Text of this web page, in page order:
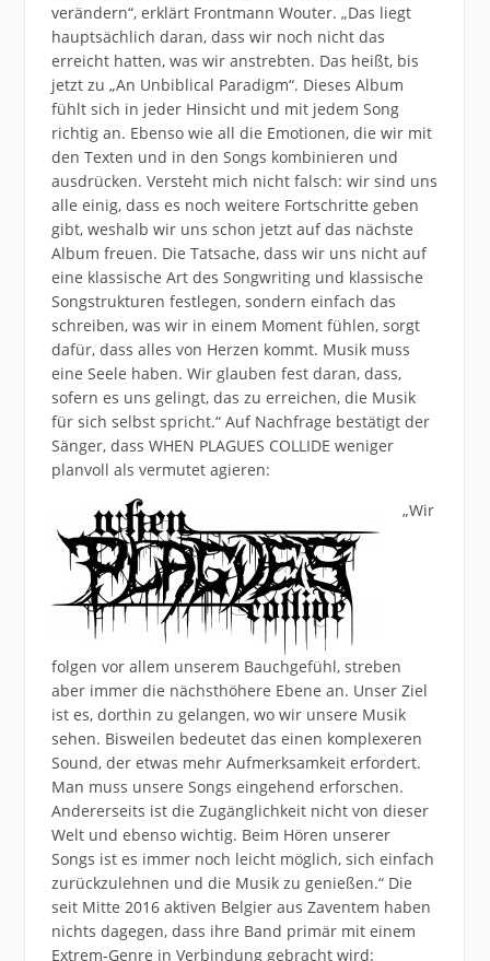
verändern“, erklärt Frontmann Wouter. „Das liegt
hauptsächlich daran, dass wir noch nicht das
erreicht hatten, was wir anstrebten. Das heißt, bis
jetzt zu „An Unbiblical Paradigm“. Dieses Album
fühlt sich in jeder Hinsicht und mit jedem Song
richtig an. Ebenso wie all die Emotionen, die wir mit
den Texten und in den Songs kombinieren und
ausdrücken. Versteht mich nicht falsch: wir sind uns
alle einig, dass es noch weitere Fortschritte geben
gibt, weshalb wir uns schon jetzt auf das nächste
Album freuen. Die Tatsache, dass wir uns nicht auf
eine klassische Art des Songwriting und klassische
Songstrukturen festlegen, sondern einfach das
schreiben, was wir in einem Moment fühlen, sorgt
dafür, dass alles von Herzen kommt. Musik muss
eine Seele haben. Wir glauben fest daran, dass,
sofern es uns gelingt, das zu erreichen, die Musik
für sich selbst spricht.“ Auf Nachfrage bestätigt der
Sänger, dass WHEN PLAGUES COLLIDE weniger
planvoll als vermutet agieren:
„Wir
folgen vor allem unserem Bauchgefühl, streben
aber immer die nächsthöhere Ebene an. Unser Ziel
ist es, dorthin zu gelangen, wo wir unsere Musik
sehen. Bisweilen bedeutet das einen komplexeren
Sound, der etwas mehr Aufmerksamkeit erfordert.
Man muss unsere Songs eingehend erforschen.
Andererseits ist die Zugänglichkeit nicht von dieser
Welt und ebenso wichtig. Beim Hören unserer
Songs ist es immer noch leicht möglich, sich einfach
zurückzulehnen und die Musik zu genießen.“ Die
seit Mitte 2016 aktiven Belgier aus Zaventem haben
nichts dagegen, dass ihre Band primär mit einem
Extrem-Genre in Verbindung gebracht wird: